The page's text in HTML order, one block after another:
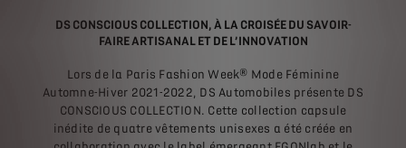
DS CONSCIOUS COLLECTION, À LA CROISÉE DU SAVOIR-
FAIRE ARTISANAL ET DE L’INNOVATION
Lors de la Paris Fashion Week® Mode Féminine
Automne-Hiver 2021-2022, DS Automobiles présente DS
CONSCIOUS COLLECTION. Cette collection capsule
inédite de quatre vêtements unisexes a été créée en